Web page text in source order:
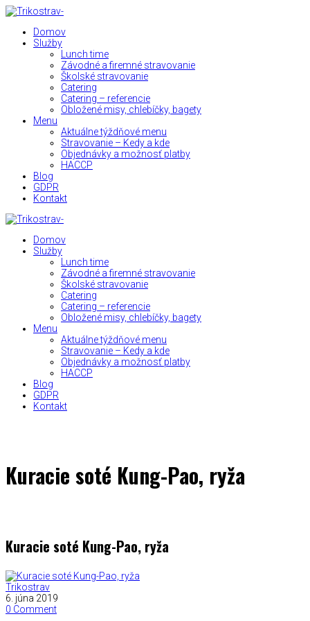
Domov
Služby
Lunch time
Závodné a firemné stravovanie
Školské stravovanie
Catering
Catering – referencie
Obložené misy, chlebíčky, bagety
Menu
Aktuálne týždňové menu
Stravovanie – Kedy a kde
Objednávky a možnosť platby
HACCP
Blog
GDPR
Kontakt
Domov
Služby
Lunch time
Závodné a firemné stravovanie
Školské stravovanie
Catering
Catering – referencie
Obložené misy, chlebíčky, bagety
Menu
Aktuálne týždňové menu
Stravovanie – Kedy a kde
Objednávky a možnosť platby
HACCP
Blog
GDPR
Kontakt
Kuracie soté Kung-Pao, ryža
Kuracie soté Kung-Pao, ryža
Trikostrav
6. júna 2019
0 Comment